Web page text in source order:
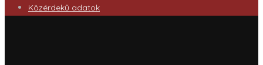
Közérdekű adatok